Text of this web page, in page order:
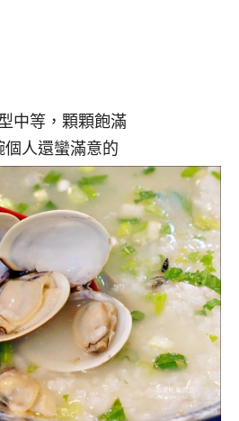
中等，顆顆飽滿
個人還蠻滿意的